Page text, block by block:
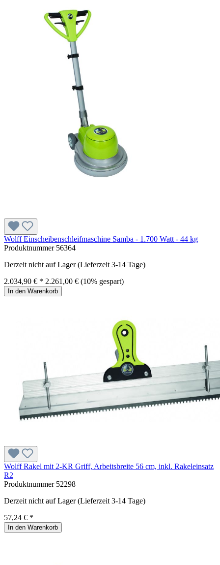
Wolff Einscheibenschleifmaschine Samba - 1.700 Watt - 44 kg
Produktnummer 56364
Derzeit nicht auf Lager (Lieferzeit 3-14 Tage)
2.034,90 € * 2.261,00 € (10% gespart)
In den Warenkorb
Wolff Rakel mit 2-KR Griff, Arbeitsbreite 56 cm, inkl. Rakeleinsatz
R2
Produktnummer 52298
Derzeit nicht auf Lager (Lieferzeit 3-14 Tage)
57,24 € *
In den Warenkorb